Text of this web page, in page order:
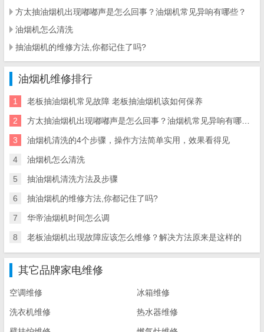
方太抽油烟机出现嘟嘟声是怎么回事？油烟机常见异响有哪些？
油烟机怎么清洗
抽油烟机的维修方法,你都记住了吗?
油烟机维修排行
1 老板抽油烟机常见故障 老板抽油烟机该如何保养
2 方太抽油烟机出现嘟嘟声是怎么回事？油烟机常见异响有哪些？
3 油烟机清洗的4个步骤，操作方法简单实用，效果看得见
4 油烟机怎么清洗
5 抽油烟机清洗方法及步骤
6 抽油烟机的维修方法,你都记住了吗?
7 华帝油烟机时间怎么调
8 老板油烟机出现故障应该怎么维修？解决方法原来是这样的
其它品牌家电维修
空调维修 冰箱维修
洗衣机维修 热水器维修